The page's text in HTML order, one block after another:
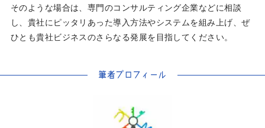
そのような場合は、専門のコンサルティング企業などに相談
し、貴社にピッタリあった導入方法やシステムを組み上げ、ぜ
ひとも貴社ビジネスのさらなる発展を目指してください。
筆者プロフィール